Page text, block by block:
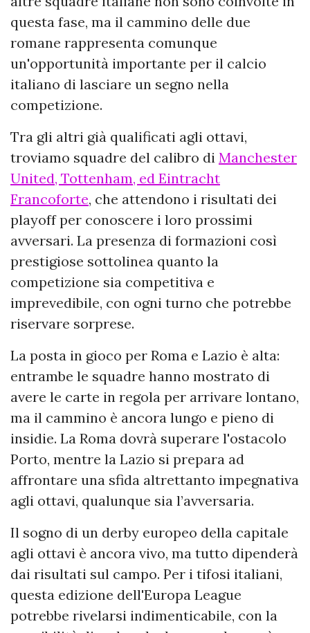
questa fase, ma il cammino delle due
romane rappresenta comunque
un'opportunità importante per il calcio
italiano di lasciare un segno nella
competizione.
Tra gli altri già qualificati agli ottavi,
troviamo squadre del calibro di Manchester
United, Tottenham, ed Eintracht
Francoforte, che attendono i risultati dei
playoff per conoscere i loro prossimi
avversari. La presenza di formazioni così
prestigiose sottolinea quanto la
competizione sia competitiva e
imprevedibile, con ogni turno che potrebbe
riservare sorprese.
La posta in gioco per Roma e Lazio è alta:
entrambe le squadre hanno mostrato di
avere le carte in regola per arrivare lontano,
ma il cammino è ancora lungo e pieno di
insidie. La Roma dovrà superare l'ostacolo
Porto, mentre la Lazio si prepara ad
affrontare una sfida altrettanto impegnativa
agli ottavi, qualunque sia l’avversaria.
Il sogno di un derby europeo della capitale
agli ottavi è ancora vivo, ma tutto dipenderà
dai risultati sul campo. Per i tifosi italiani,
questa edizione dell'Europa League
potrebbe rivelarsi indimenticabile, con la